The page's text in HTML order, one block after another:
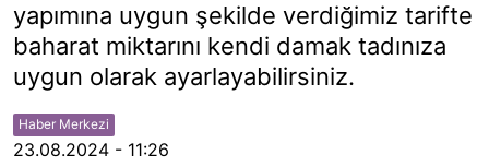
yapımına uygun şekilde verdiğimiz tarifte
baharat miktarını kendi damak tadınıza
uygun olarak ayarlayabilirsiniz.
Haber Merkezi
23.08.2024 - 11:26